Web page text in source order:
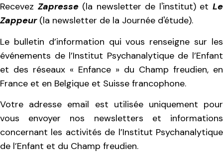
Recevez Zapresse(la newsletter de l'institut) etLe
Zappeur(la newsletter de la Journée d'étude).
Le bulletin d’information qui vous renseigne sur les
événements de l’Institut Psychanalytique de l’Enfant
et des réseaux « Enfance » du Champ freudien, en
France et en Belgique et Suisse francophone.
Votre adresse email est utilisée uniquement pour
vous envoyer nos newsletters et informations
concernant les activités de l’Institut Psychanalytique
de l’Enfant et du Champ freudien.